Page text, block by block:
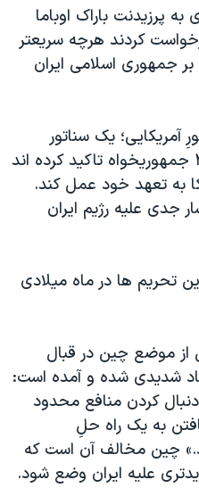
به پرزيدنت باراک اوباما
کردند هرچه سريعتر
جمهوری اسلامی ايران
سرگشاده ی ۹ سناتورِ آمريکايی؛ يک سناتور
مستقل ۴ سناتور دمکرات و ۴ جمهوريخواه تاکيد کرده اند
به تعهد خود عمل کند.
جدی عليه رژيم ايران
تحريم ها در ماه ميلادی
از موضع چين در قبال
شديدی شده و آمده است:
کردن منافع محدود
به يک راه حلِ
چين مخالف آن است که
عليه ايران وضع شود.